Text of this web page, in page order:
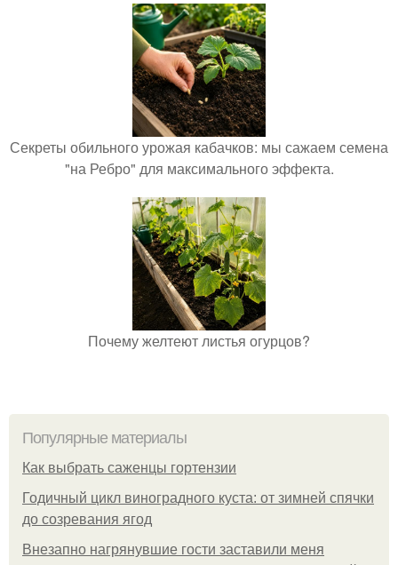
Секреты обильного урожая кабачков: мы сажаем семена
"на Ребро" для максимального эффекта.
Почему желтеют листья огурцов?
Популярные материалы
Как выбрать саженцы гортензии
Годичный цикл виноградного куста: от зимней спячки
до созревания ягод
Внезапно нагрянувшие гости заставили меня